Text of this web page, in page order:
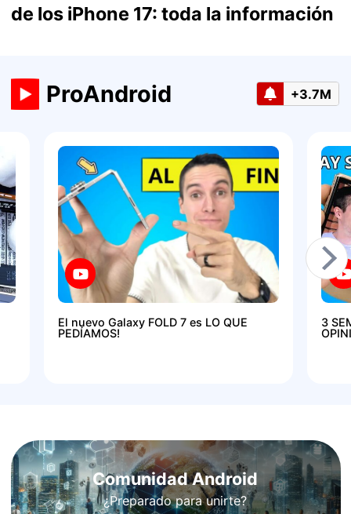
de los iPhone 17: toda la información
ProAndroid +3.7M
El nuevo Galaxy FOLD 7 es LO QUE
PEDÍAMOS!
3
Comunidad Android
¿Preparado para unirte?